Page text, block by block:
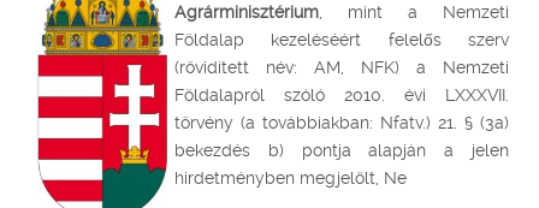
Agrárminisztérium , mint a Nemzeti
Földalap kezeléséért felelős szerv
(rövidített név: AM, NFK) a Nemzeti
Földalapról szóló 2010. évi LXXXVII.
törvény (a továbbiakban: Nfatv.) 21. § (3a)
bekezdés b) pontja alapján a jelen
hirdetményben megjelölt, Ne